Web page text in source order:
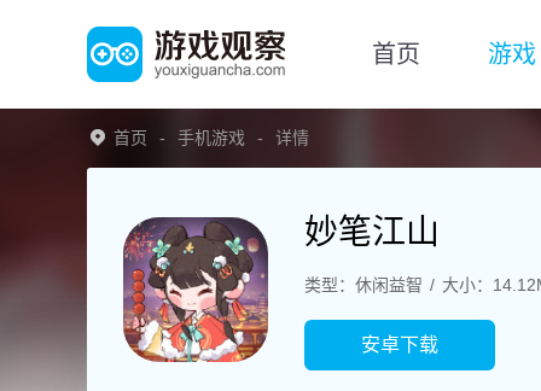
首页 游戏
首页 手机游戏 详情
妙笔江山
类型：休闲益智 大小：
安卓下载